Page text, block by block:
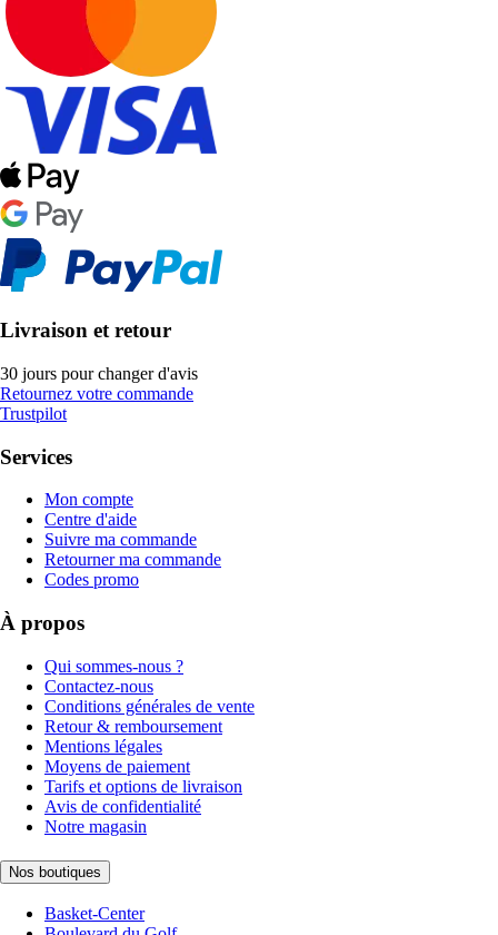
Livraison et retour
30 jours pour changer d'avis
Retournez votre commande
Trustpilot
Services
Mon compte
Centre d'aide
Suivre ma commande
Retourner ma commande
Codes promo
À propos
Qui sommes-nous ?
Contactez-nous
Conditions générales de vente
Retour & remboursement
Mentions légales
Moyens de paiement
Tarifs et options de livraison
Avis de confidentialité
Notre magasin
Nos boutiques
Basket-Center